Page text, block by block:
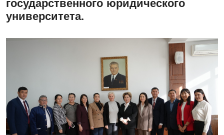
государственного юридического
университета.